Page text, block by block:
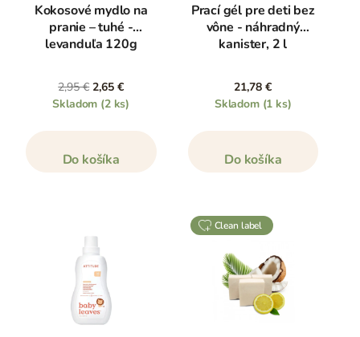
Kokosové mydlo na
pranie – tuhé -
levanduľa 120g
2,95 € 2,65 €
Skladom (2 ks)
Do košíka
Prací gél pre deti bez
vône - náhradný
kanister, 2 l
21,78 €
Skladom (1 ks)
Do košíka
clean label